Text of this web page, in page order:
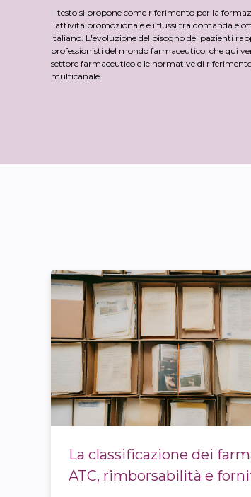
Il testo si propone come riferimento per la
l'attività promozionale e i flussi tra domanda e
italiano. L'evoluzione del bisogno dei pazienti
professionisti del mondo farmaceutico, che qui
settore farmaceutico e le normative di
multicanale.
La classificazione dei
ATC, rimborsabilità e